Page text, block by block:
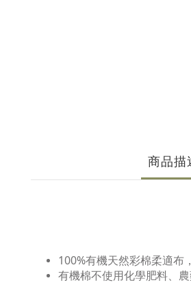
商品描
100%有機天然彩棉柔適布
有機棉不使用化學肥料、